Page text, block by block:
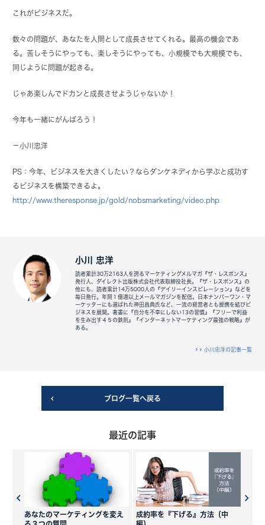
これがビジネスだ。
数々の問題が、あなたを人間として成長させてくれる。最高の機会であ
る。苦しそうにやっても、楽しそうにやっても、小規模でも大規模でも、
同じように問題が起きる。
じゃあ楽しんでドカンと成長させようじゃないか！
今年も一緒にがんばろう！
－小川忠洋
PS：今年、ビジネスを大きくしたい？ならダンケネディから学ぶと成功す
るビジネスを構築できるよ。
http://www.theresponse.jp/gold/nobsmarketing/video.php
小川 忠洋
読者累計30万2163人を誇るマーケティングメルマガ『ザ・レスポンス』
発行人、ダイレクト出版株式会社代表取締役社長。『ザ・レスポンス』の
他にも、読者累計14万5000人の『デイリーインスピレーション』などを
毎日発行。年間１億通以上メールマガジンを配信。日本ナンバーワン・マ
ーケッターにも選ばれた神田昌典氏など、一流の経営者とも提携を結びビ
ジネスを展開。著書に『自分を不幸にしない13の習慣』『フリーで利益
を生み出す４５の鉄則』『インターネットマーケティング最強の戦略』が
ある。
小川忠洋の記事一覧
ブログ一覧へ戻る
最近の記事
あなたのマーケティングを変え
成約率を『下げる』方法（中